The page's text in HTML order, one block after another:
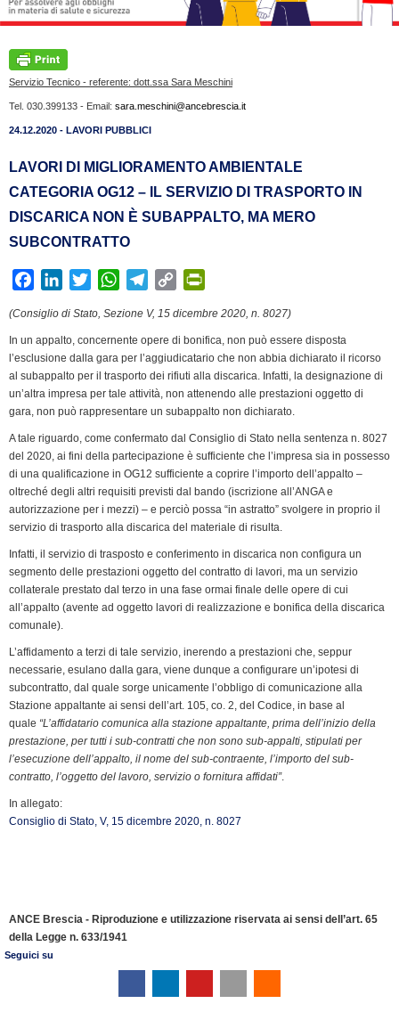
Servizio Tecnico - referente: dott.ssa Sara Meschini
Tel. 030.399133 - Email: sara.meschini@ancebrescia.it
24.12.2020 - LAVORI PUBBLICI
LAVORI DI MIGLIORAMENTO AMBIENTALE
CATEGORIA OG12 – IL SERVIZIO DI TRASPORTO IN
DISCARICA NON È SUBAPPALTO, MA MERO
SUBCONTRATTO
c
e
b
o
o
n
k
e
I
i
t
t
r
W
a
t
s
A
p
l
e
g
r
a
C
p
y
L
n
i
n
t
r
e
n
d
l
y
(Consiglio di Stato, Sezione V, 15 dicembre 2020, n. 8027)
In un appalto, concernente opere di bonifica, non può essere disposta
l’esclusione dalla gara per l’aggiudicatario che non abbia dichiarato il ricorso
al subappalto per il trasporto dei rifiuti alla discarica. Infatti, la designazione di
un’altra impresa per tale attività, non attenendo alle prestazioni oggetto di
gara, non può rappresentare un subappalto non dichiarato.
A tale riguardo, come confermato dal Consiglio di Stato nella sentenza n. 8027
del 2020, ai fini della partecipazione è sufficiente che l’impresa sia in possesso
di una qualificazione in OG12 sufficiente a coprire l’importo dell’appalto –
oltreché degli altri requisiti previsti dal bando (iscrizione all’ANGA e
autorizzazione per i mezzi) – e perciò possa “in astratto” svolgere in proprio il
servizio di trasporto alla discarica del materiale di risulta.
Infatti, il servizio di trasposto e conferimento in discarica non configura un
segmento delle prestazioni oggetto del contratto di lavori, ma un servizio
collaterale prestato dal terzo in una fase ormai finale delle opere di cui
all’appalto (avente ad oggetto lavori di realizzazione e bonifica della discarica
comunale).
L’affidamento a terzi di tale servizio, inerendo a prestazioni che, seppur
necessarie, esulano dalla gara, viene dunque a configurare un’ipotesi di
subcontratto, dal quale sorge unicamente l’obbligo di comunicazione alla
Stazione appaltante ai sensi dell’art. 105, co. 2, del Codice, in base al
quale “L’affidatario comunica alla stazione appaltante, prima dell’inizio della
prestazione, per tutti i sub-contratti che non sono sub-appalti, stipulati per
l’esecuzione dell’appalto, il nome del sub-contraente, l’importo del sub-
contratto, l’oggetto del lavoro, servizio o fornitura affidati”.
In allegato:
Consiglio di Stato, V, 15 dicembre 2020, n. 8027
ANCE Brescia - Riproduzione e utilizzazione riservata ai sensi dell’art. 65
della Legge n. 633/1941
Seguici su